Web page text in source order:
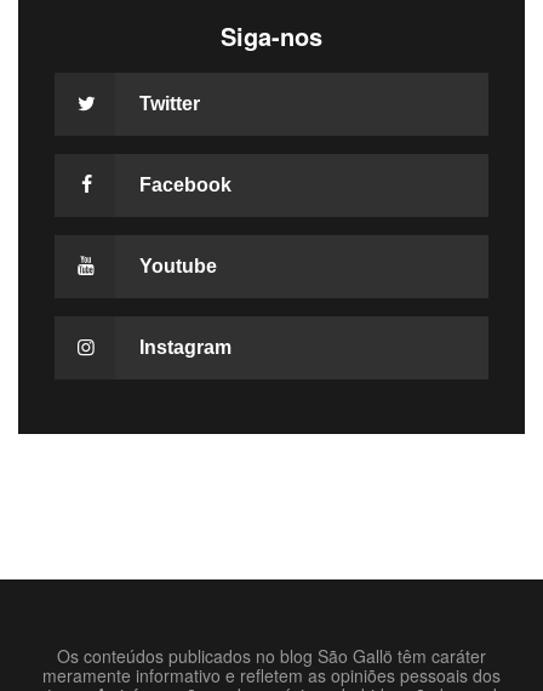
Siga-nos
Twitter
Facebook
Youtube
Instagram
Os conteúdos publicados no blog São Gallö têm caráter
meramente informativo e refletem as opiniões pessoais dos